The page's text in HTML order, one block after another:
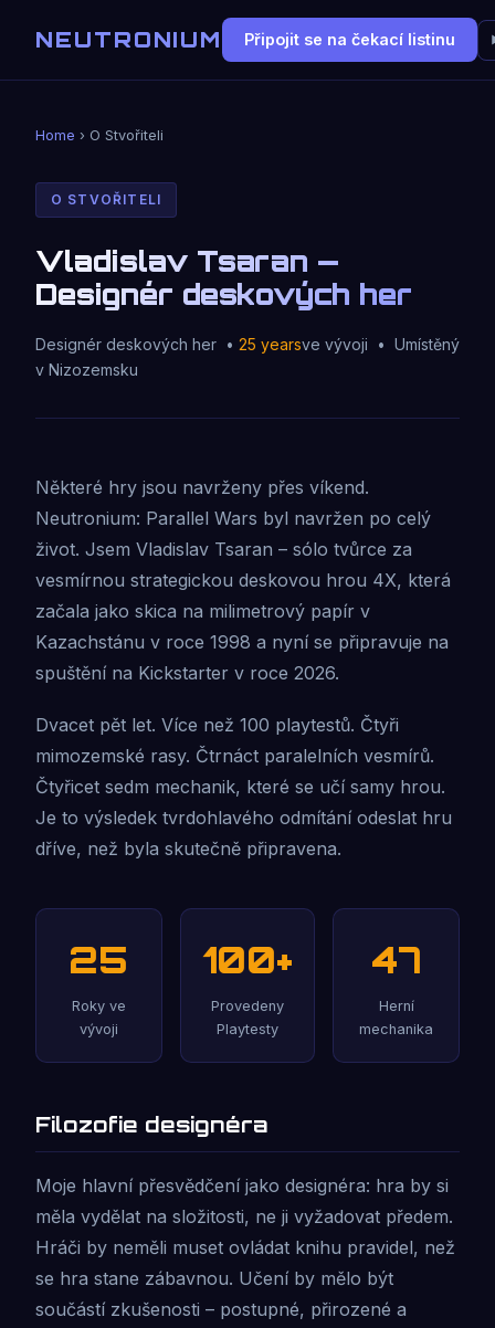
NEUTRONIUM Připojit se na čekací listinu
Home › O Stvořiteli
O STVOŘITELI
Vladislav Tsaran —
Designér deskových her
Designér deskových her • 25 yearsve vývoji • Umístěný
v Nizozemsku
Některé hry jsou navrženy přes víkend.
Neutronium: Parallel Wars byl navržen po celý
život. Jsem Vladislav Tsaran – sólo tvůrce za
vesmírnou strategickou deskovou hrou 4X, která
začala jako skica na milimetrový papír v
Kazachstánu v roce 1998 a nyní se připravuje na
spuštění na Kickstarter v roce 2026.
Dvacet pět let. Více než 100 playtestů. Čtyři
mimozemské rasy. Čtrnáct paralelních vesmírů.
Čtyřicet sedm mechanik, které se učí samy hrou.
Je to výsledek tvrdohlavého odmítání odeslat hru
dříve, než byla skutečně připravena.
25
Roky ve
vývoji
100+
Provedeny
Playtesty
47
Herní
mechanika
Filozofie designéra
Moje hlavní přesvědčení jako designéra: hra by si
měla vydělat na složitosti, ne ji vyžadovat předem.
Hráči by neměli muset ovládat knihu pravidel, než
se hra stane zábavnou. Učení by mělo být
součástí zkušenosti – postupné, přirozené a